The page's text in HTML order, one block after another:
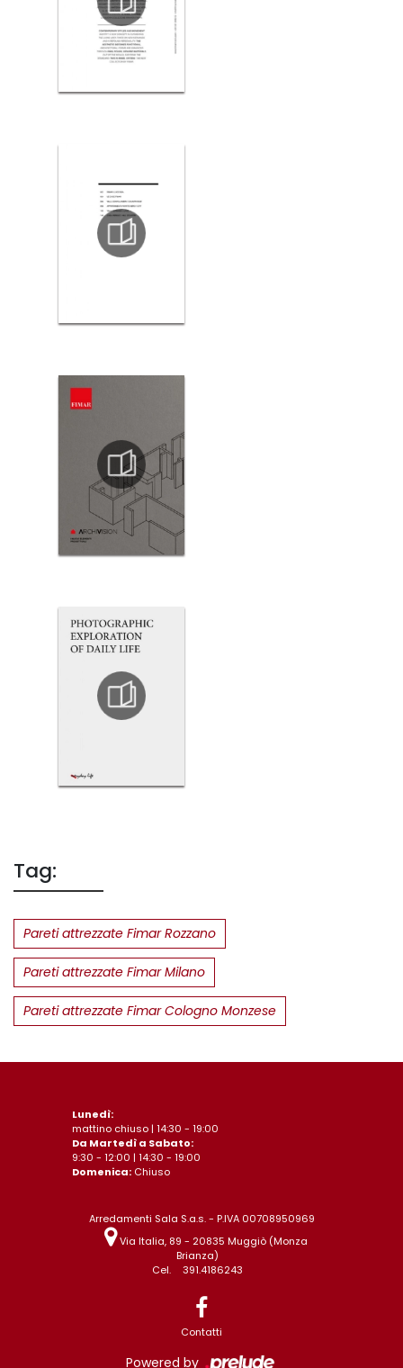
Tag:
Pareti attrezzate Fimar Rozzano
Pareti attrezzate Fimar Milano
Pareti attrezzate Fimar Cologno Monzese
Lunedì:
mattino chiuso | 14:30 - 19:00
Da Martedì a Sabato:
9:30 - 12:00 | 14:30 - 19:00
Domenica: Chiuso
Arredamenti Sala S.a.s. - P.IVA 00708950969
Via Italia, 89 - 20835 Muggiò (Monza
Brianza)
Cel.
391.4186243
Contatti
Powered by